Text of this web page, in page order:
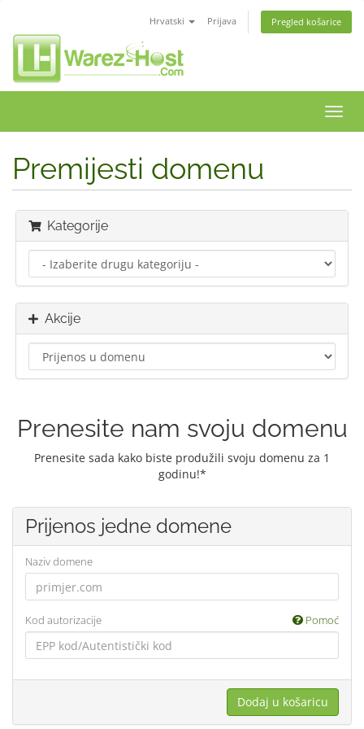
Hrvatski Prijava Pregled košarice
Premijesti domenu
Kategorije
Akcije
Prenesite nam svoju domenu
Prenesite sada kako biste produžili svoju domenu za 1
godinu!*
Prijenos jedne domene
Naziv domene
Kod autorizacije Pomoć
Dodaj u košaricu